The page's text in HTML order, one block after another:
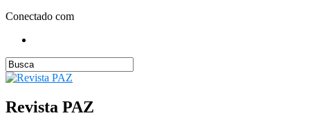
Conectado com
Revista PAZ